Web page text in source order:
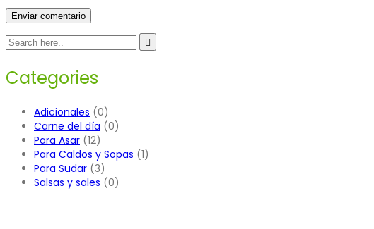
Categories
Adicionales (0)
Carne del día (0)
Para Asar (12)
Para Caldos y Sopas (1)
Para Sudar (3)
Salsas y sales (0)